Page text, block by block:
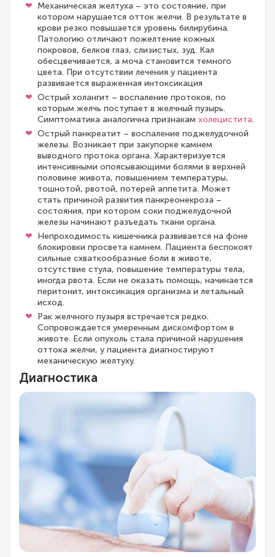
Механическая желтуха – это состояние, при
котором нарушается отток желчи. В результате в
крови резко повышается уровень билирубина.
Патологию отличают пожелтение кожных
покровов, белков глаз, слизистых, зуд. Кал
обесцвечивается, а моча становится темного
цвета. При отсутствии лечения у пациента
развивается выраженная интоксикация
Острый холангит – воспаление протоков, по
которым желчь поступает в желчный пузырь.
Симптоматика аналогична признакам холецистита.
Острый панкреатит – воспаление поджелудочной
железы. Возникает при закупорке камнем
выводного протока органа. Характеризуется
интенсивными опоясывающими болями в верхней
половине живота, повышением температуры,
тошнотой, рвотой, потерей аппетита. Может
стать причиной развития панкреонекроза –
состояния, при котором соки поджелудочной
железы начинают разъедать ткани органа.
Непроходимость кишечника развивается на фоне
блокировки просвета камнем. Пациента беспокоят
сильные схваткообразные боли в животе,
отсутствие стула, повышение температуры тела,
иногда рвота. Если не оказать помощь, начинается
перитонит, интоксикация организма и летальный
исход.
Рак желчного пузыря встречается редко.
Сопровождается умеренным дискомфортом в
животе. Если опухоль стала причиной нарушения
оттока желчи, у пациента диагностируют
механическую желтуху.
Диагностика